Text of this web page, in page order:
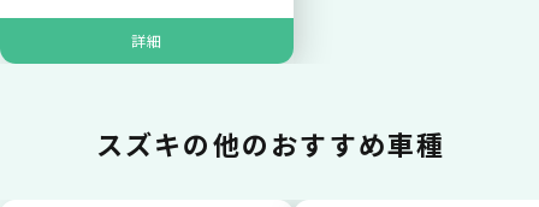
ポイントが貯まる
イントが貯まります。
詳細
スズキの他のおすすめ車種